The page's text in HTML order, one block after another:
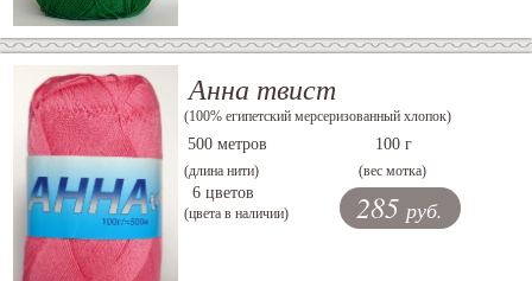
Анна твист
(100% египетский мерсеризованный хлопок)
500 метров
(длина нити)
100 г
(вес мотка)
6 цветов
(цвета в наличии) 285 руб.